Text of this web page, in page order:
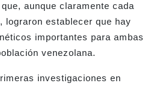
aunque claramente cada
lograron establecer que hay
importantes para ambas
venezolana.
investigaciones en